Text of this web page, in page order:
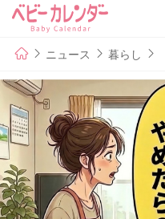
ニュース 暮らし